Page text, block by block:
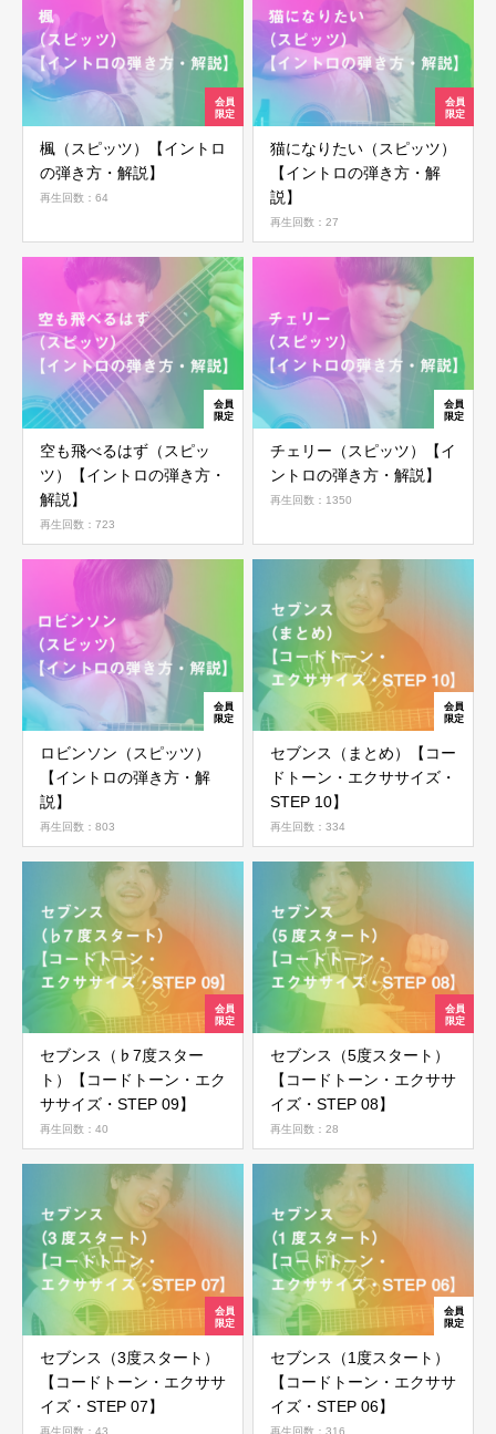
楓（スピッツ）【イントロ
の弾き方・解説】
再生回数：64
猫になりたい（スピッツ）
【イントロの弾き方・解
説】
再生回数：27
空も飛べるはず（スピッ
ツ）【イントロの弾き方・
解説】
再生回数：723
チェリー（スピッツ）【イ
ントロの弾き方・解説】
再生回数：1350
ロビンソン（スピッツ）
【イントロの弾き方・解
説】
再生回数：803
セブンス（まとめ）【コー
ドトーン・エクササイズ・
STEP 10】
再生回数：334
セブンス（♭7度スター
ト）【コードトーン・エク
ササイズ・STEP 09】
再生回数：40
セブンス（5度スタート）
【コードトーン・エクササ
イズ・STEP 08】
再生回数：28
セブンス（3度スタート）
【コードトーン・エクササ
イズ・STEP 07】
再生回数：43
セブンス（1度スタート）
【コードトーン・エクササ
イズ・STEP 06】
再生回数：316